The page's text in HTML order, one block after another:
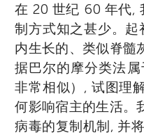
在 20 世纪 60 年代,
制方式知之甚少。
内生长的、类似脊髓
据巴尔的摩分类法属
非常相似）, 试图理
何影响宿主的生活。
病毒的复制机制, 并